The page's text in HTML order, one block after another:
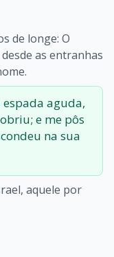
de longe: O
as entranhas
espada aguda,
e me pôs
na sua
aquele por